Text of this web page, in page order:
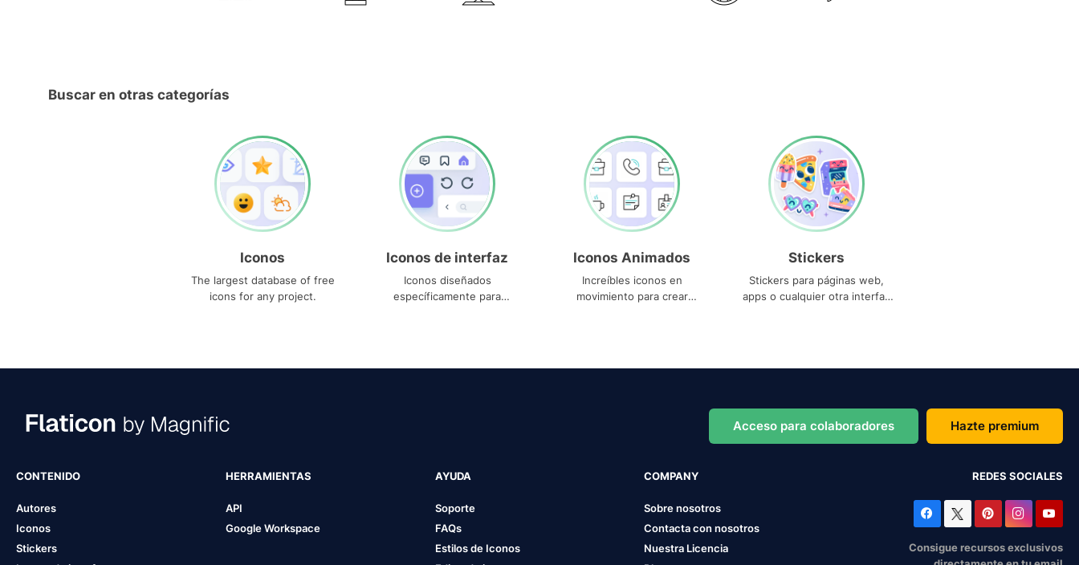
Buscar en otras categorías
Iconos
The largest database of free
icons for any project.
Iconos de interfaz
Iconos diseñados
específicamente para
Iconos Animados
Increíbles iconos en
movimiento para crear
Stickers
Stickers para páginas web,
apps o cualquier otra interfaz
Acceso para colaboradores Hazte premium
CONTENIDO
Autores
Iconos
Stickers
HERRAMIENTAS
API
Google Workspace
AYUDA
Soporte
FAQs
Estilos de Iconos
COMPANY
Sobre nosotros
Contacta con nosotros
Nuestra Licencia
REDES SOCIALES
Consigue recursos exclusivos